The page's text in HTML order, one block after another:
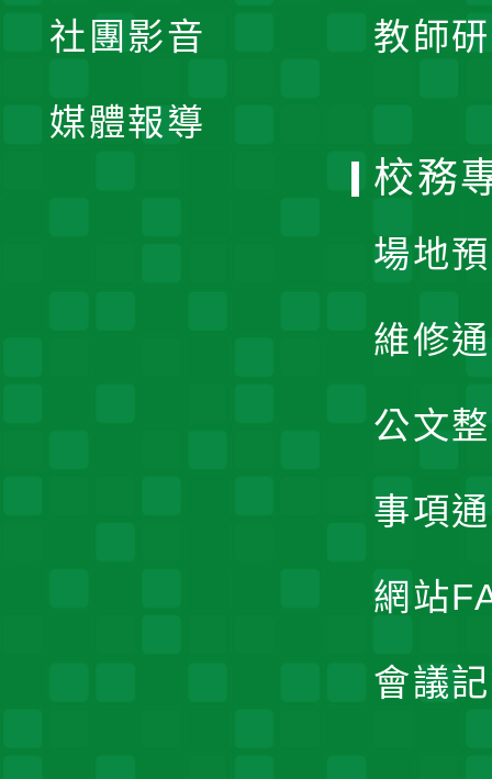
教師
社團影音
媒體報導
校務
場地
維修
公文
事項
網站
會議